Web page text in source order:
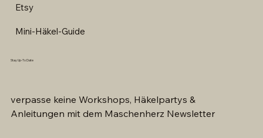
Etsy
Mini-Häkel-Guide
Stay Up-To Date
verpasse keine Workshops, Häkelpartys &
Anleitungen mit dem Maschenherz Newsletter